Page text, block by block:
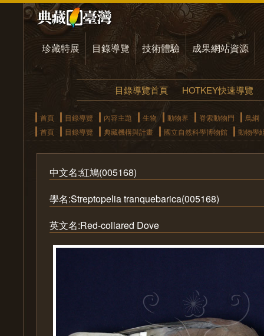
珍藏特展 目錄導覽 技術體驗 成果網站資源
目錄導覽首頁 HOTKEY快速導覽
首頁 目錄導覽 內容主題 生物 動物界 脊索動物門
鳥綱
首頁
目錄導覽 典藏機構與計畫 國立自然科學博物館 動物學
中文名:紅鳩(005168)
學名:Streptopelia tranquebarica(005168)
英文名:Red-collared Dove